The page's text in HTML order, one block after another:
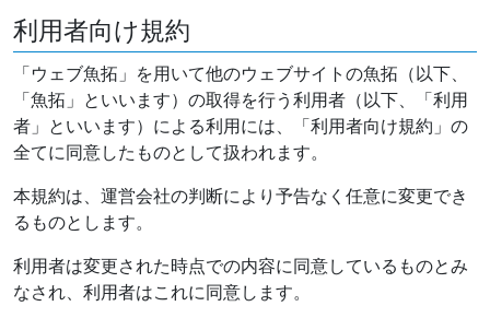
利用者向け規約
「ウェブ魚拓」を用いて他のウェブサイトの魚拓（以下、
「魚拓」といいます）の取得を行う利用者（以下、「利用
者」といいます）による利用には、「利用者向け規約」の
全てに同意したものとして扱われます。
本規約は、運営会社の判断により予告なく任意に変更でき
るものとします。
利用者は変更された時点での内容に同意しているものとみ
なされ、利用者はこれに同意します。